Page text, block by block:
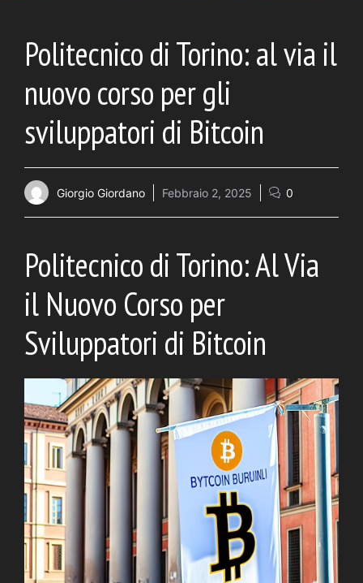
Politecnico di Torino: al via il
nuovo corso per gli
sviluppatori di Bitcoin
Giorgio Giordano Febbraio 2, 2025 0
Politecnico di Torino: Al Via
il Nuovo Corso per
Sviluppatori di Bitcoin